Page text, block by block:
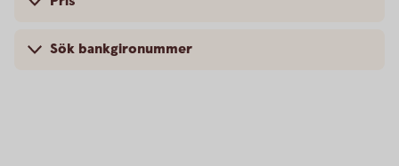
Sök bankgironummer